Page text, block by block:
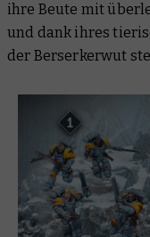
ihre Beute mit
und dank ihres
der Berserkerwut